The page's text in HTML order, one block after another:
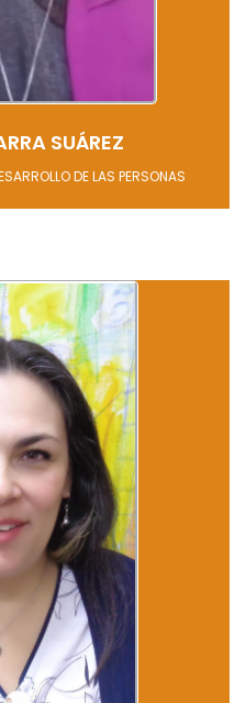
SUÁREZ
DE LAS PERSONAS